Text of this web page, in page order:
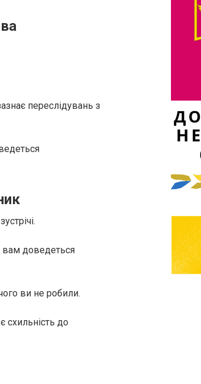
переслідувань з
вам доведеться
ви не робили.
схильність до